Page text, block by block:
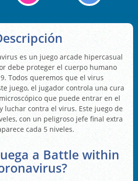
es un juego arcade hipercasual
debe proteger el cuerpo humano
Todos queremos que el virus
juego, el jugador controla una cura
que puede entrar en el
luchar contra el virus. Este juego de
con un peligroso jefe final extra
cada 5 niveles.
a Battle within